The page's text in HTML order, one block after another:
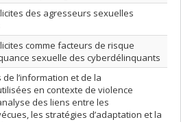
des agresseurs sexuelles
comme facteurs de risque
sexuelle des cyberdélinquants
l’information et de la
en contexte de violence
des liens entre les
les stratégies d’adaptation et la